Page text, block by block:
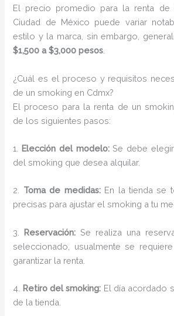
El precio promedio para la renta de
Ciudad de México puede variar
estilo y la marca, sin embargo,
$1,500 a $3,000 pesos
¿Cuál es el proceso y requisitos
de un smoking en Cdmx?
El proceso para la renta de un
de los siguientes pasos:
1. Elección del modelo:Se debe
del smoking que desea alquilar.
2. Toma de medidas:En la tienda se
precisas para ajustar el smoking a tu
3. Reservación: Se realiza una
seleccionado, usualmente se
garantizar la renta.
4. Retiro del smoking: El día acordado
de la tienda.